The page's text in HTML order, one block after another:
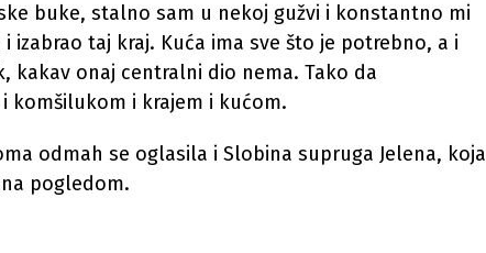
buke, stalno sam u nekoj gužvi i konstantno mi
izabrao taj kraj. Kuća ima sve što je potrebno, a i
kakav onaj centralni dio nema. Tako da
komšilukom i krajem i kućom.
odmah se oglasila i Slobina supruga Jelena, koja
pogledom.